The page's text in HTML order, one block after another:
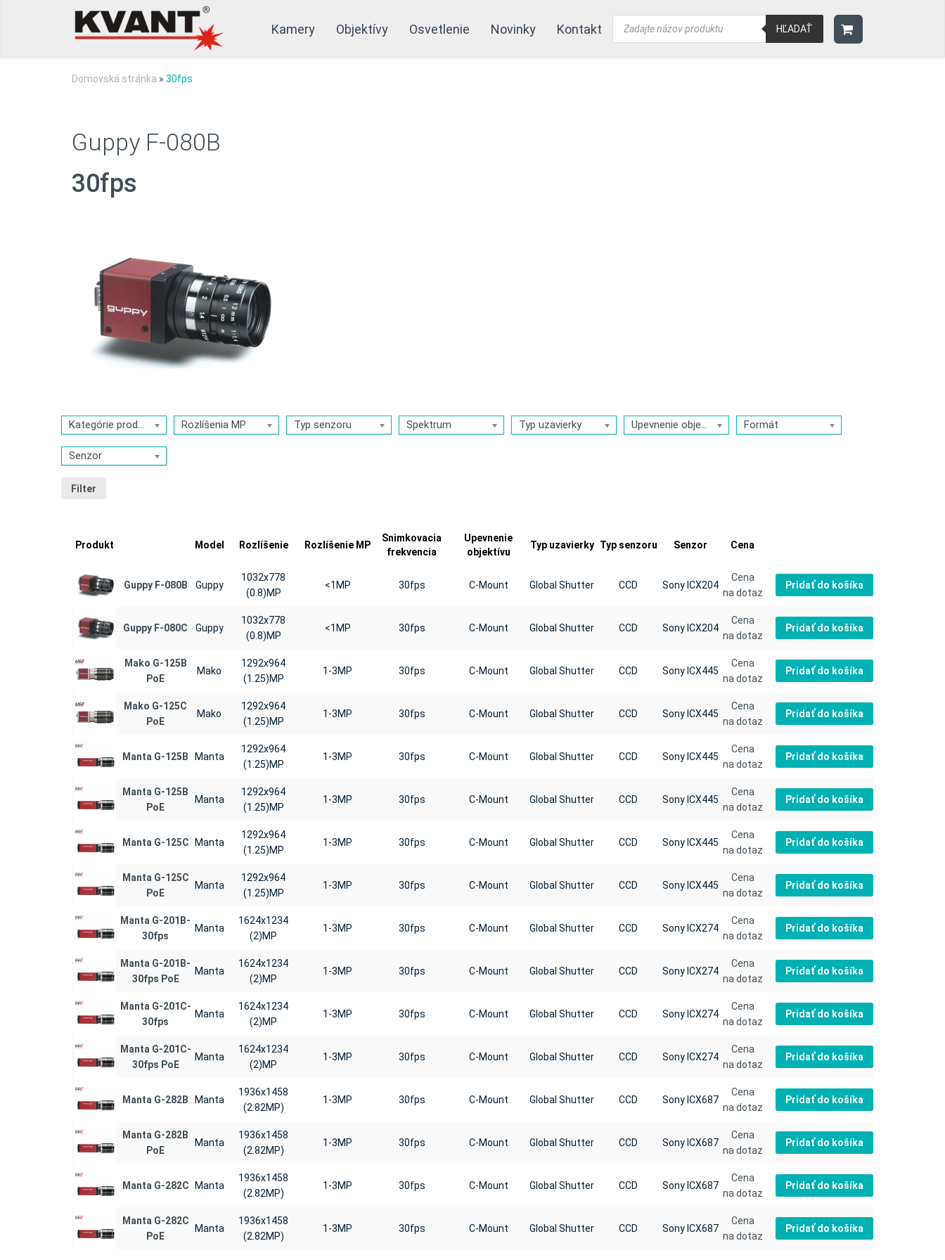
Kamery Objektívy Osvetlenie Novinky Kontakt
Products
search
HĽADAŤ
Domovská stránka » 30fps
Guppy F-080B
30fps
Kategórie produktov Rozlíšenia MP Typ senzoru Spektrum Typ uzavierky Upevnenie objektívu Formát
Senzor
Filter
Produkt Model Rozlíšenie Rozlíšenie MP
Snimkovacia
frekvencia
Upevnenie
objektívu
Typ uzavierky Typ senzoru Senzor Cena
Guppy F-080B Guppy
1032x778
(0.8)MP
<1MP 30fps C-Mount Global Shutter CCD Sony ICX204
Cena
na dotaz
Pridať do košíka
Guppy F-080C Guppy
1032x778
(0.8)MP
<1MP 30fps C-Mount Global Shutter CCD Sony ICX204
Cena
na dotaz
Pridať do košíka
Mako G-125B
PoE
Mako
1292x964
(1.25)MP
1-3MP 30fps C-Mount Global Shutter CCD Sony ICX445
Cena
na dotaz
Pridať do košíka
Mako G-125C
PoE
Mako
1292x964
(1.25)MP
1-3MP 30fps C-Mount Global Shutter CCD Sony ICX445
Cena
na dotaz
Pridať do košíka
Manta G-125B Manta
1292x964
(1.25)MP
1-3MP 30fps C-Mount Global Shutter CCD Sony ICX445
Cena
na dotaz
Pridať do košíka
Manta G-125B
PoE
Manta
1292x964
(1.25)MP
1-3MP 30fps C-Mount Global Shutter CCD Sony ICX445
Cena
na dotaz
Pridať do košíka
Manta G-125C Manta
1292x964
(1.25)MP
1-3MP 30fps C-Mount Global Shutter CCD Sony ICX445
Cena
na dotaz
Pridať do košíka
Manta G-125C
PoE
Manta
1292x964
(1.25)MP
1-3MP 30fps C-Mount Global Shutter CCD Sony ICX445
Cena
na dotaz
Pridať do košíka
Manta G-201B-
30fps
Manta
1624x1234
(2)MP
1-3MP 30fps C-Mount Global Shutter CCD Sony ICX274
Cena
na dotaz
Pridať do košíka
Manta G-201B-
30fps PoE
Manta
1624x1234
(2)MP
1-3MP 30fps C-Mount Global Shutter CCD Sony ICX274
Cena
na dotaz
Pridať do košíka
Manta G-201C-
30fps
Manta
1624x1234
(2)MP
1-3MP 30fps C-Mount Global Shutter CCD Sony ICX274
Cena
na dotaz
Pridať do košíka
Manta G-201C-
30fps PoE
Manta
1624x1234
(2)MP
1-3MP 30fps C-Mount Global Shutter CCD Sony ICX274
Cena
na dotaz
Pridať do košíka
Manta G-282B Manta
1936x1458
(2.82MP)
1-3MP 30fps C-Mount Global Shutter CCD Sony ICX687
Cena
na dotaz
Pridať do košíka
Manta G-282B
PoE
Manta
1936x1458
(2.82MP)
1-3MP 30fps C-Mount Global Shutter CCD Sony ICX687
Cena
na dotaz
Pridať do košíka
Manta G-282C Manta
1936x1458
(2.82MP)
1-3MP 30fps C-Mount Global Shutter CCD Sony ICX687
Cena
na dotaz
Pridať do košíka
Manta G-282C
PoE
Manta
1936x1458
(2.82MP)
1-3MP 30fps C-Mount Global Shutter CCD Sony ICX687
Cena
na dotaz
Pridať do košíka